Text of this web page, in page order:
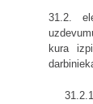
31.2.
kura